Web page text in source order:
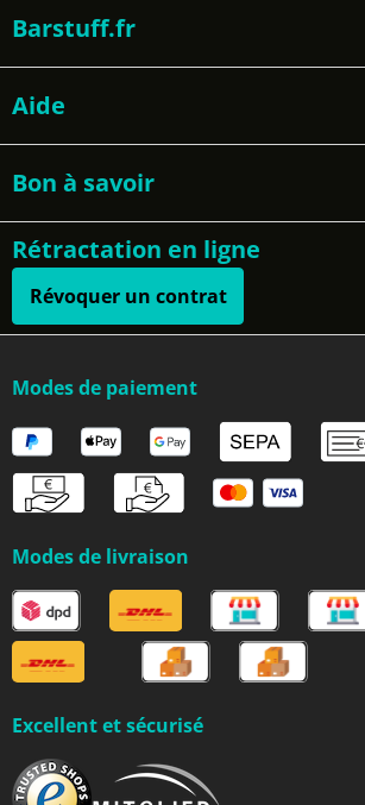
Barstuff.fr
Aide
Bon à savoir
Rétractation en ligne
Révoquer un contrat
Modes de paiement
Modes de livraison
Excellent et sécurisé